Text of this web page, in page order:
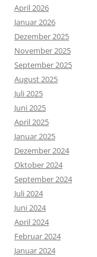
April 2026
Januar 2026
Dezember 2025
November 2025
September 2025
August 2025
Juli 2025
Juni 2025
April 2025
Januar 2025
Dezember 2024
Oktober 2024
September 2024
Juli 2024
Juni 2024
April 2024
Februar 2024
Januar 2024